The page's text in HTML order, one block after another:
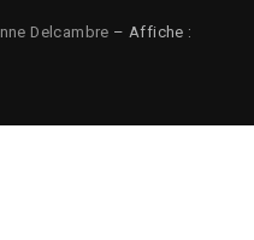
Delcambre – Affiche :